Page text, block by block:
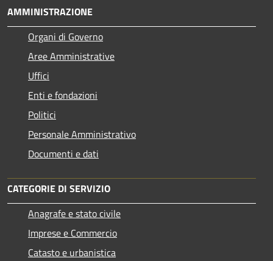
AMMINISTRAZIONE
Organi di Governo
Aree Amministrative
Uffici
Enti e fondazioni
Politici
Personale Amministrativo
Documenti e dati
CATEGORIE DI SERVIZIO
Anagrafe e stato civile
Imprese e Commercio
Catasto e urbanistica